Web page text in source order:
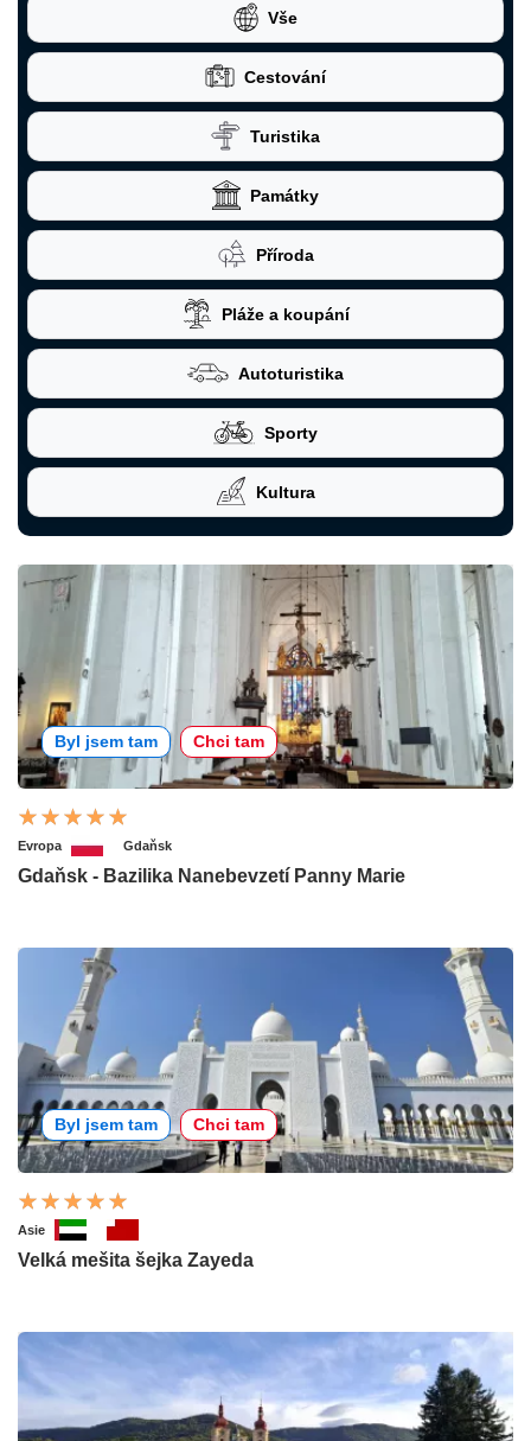
Vše
Cestování
Turistika
Památky
Příroda
Pláže a koupání
Autoturistika
Sporty
Kultura
Byl jsem tam Chci tam
Evropa Gdaňsk
Gdaňsk - Bazilika Nanebevzetí Panny Marie
Byl jsem tam Chci tam
Asie
Velká mešita šejka Zayeda